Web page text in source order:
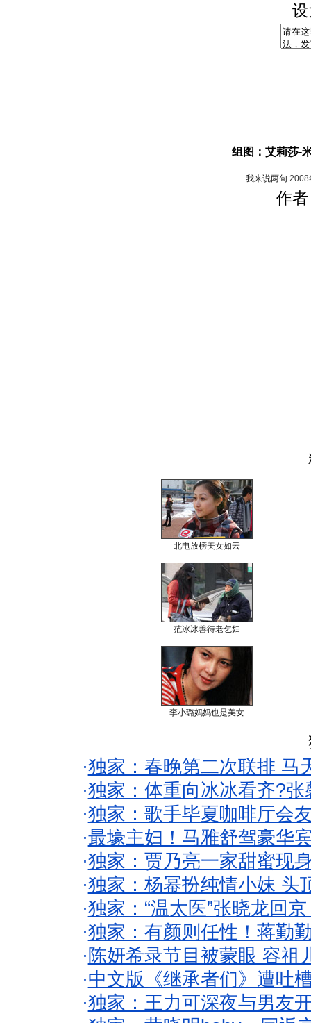
组图：艾莉莎-
我来说两句 2008
作
北电放榜美女如云
范冰冰善待老乞妇
李小璐妈妈也是美女
·独家：春晚第二次联排 马
·独家：体重向冰冰看齐?
·独家：歌手毕夏咖啡厅会
·最壕主妇！马雅舒驾豪华
·独家：贾乃亮一家甜蜜现
·独家：杨幂扮纯情小妹 头
·独家：“温太医”张晓龙回
·独家：有颜则任性！蒋勤
· 陈妍希录节目被蒙眼 容祖
·中文版《继承者们》遭吐
·独家：王力可深夜与男友